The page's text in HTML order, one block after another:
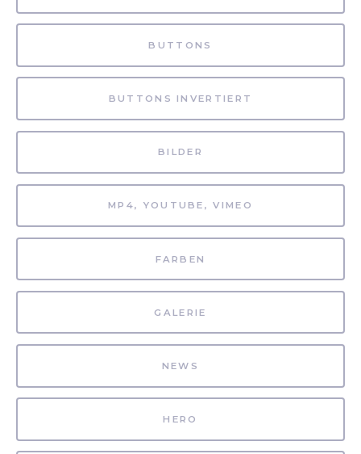
BUTTONS
BUTTONS INVERTIERT
BILDER
MP4, YOUTUBE, VIMEO
FARBEN
GALERIE
NEWS
HERO